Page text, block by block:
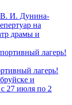
В. И. Дунина-
на
драмы и
лагерь!